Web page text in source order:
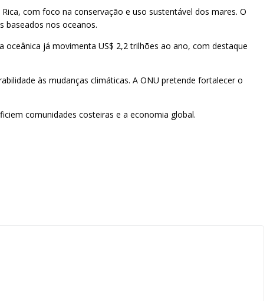
com foco na conservação e uso sustentável dos mares. O
baseados nos oceanos.
já movimenta US$ 2,2 trilhões ao ano, com destaque
às mudanças climáticas. A ONU pretende fortalecer o
comunidades costeiras e a economia global.